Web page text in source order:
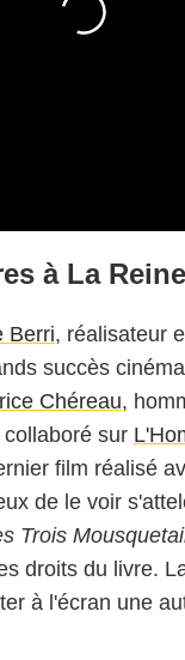
à La
Berri, réalisateur
succès
Chéreau,
collaboré sur
film réalisé
de le voir
Trois
droits du livre.
à l'écran une
Pathé – Pathé